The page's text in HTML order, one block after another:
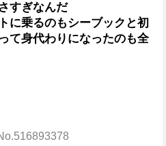
すぎなんだ
に乗るのもシーブックと初
て身代わりになったのも全